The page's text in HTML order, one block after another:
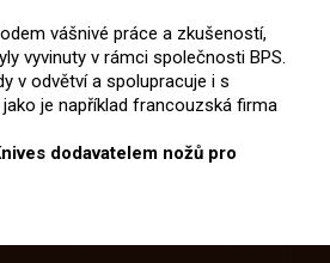
vášnivé práce a zkušeností,
vyvinuty v rámci společnosti BPS.
v odvětví a spolupracuje i s
je například francouzská firma
dodavatelem nožů pro